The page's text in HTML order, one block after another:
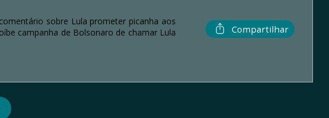
sobre Lula prometer picanha aos
campanha de Bolsonaro de chamar Lula
Compartilhar